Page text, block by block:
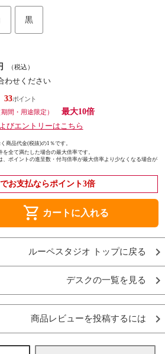
黒
（税込）
わせください
33
期間・用途限定）
最大10倍
びエントリーはこちら
商品代金(税抜)の1％です。
全て満たした場合の最大倍率です。
、ポイントの進呈数・付与倍率が最大倍率より少なくなる場合が
お支払ならポイント3倍
shopping_cart カートに入れる
ルーペスタジオ トップに戻る
デスクの一覧を見る
商品レビューを投稿するには